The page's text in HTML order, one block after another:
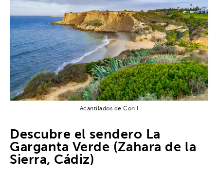
Acantilados de Conil
Descubre el sendero La
Garganta Verde (Zahara de la
Sierra, Cádiz)